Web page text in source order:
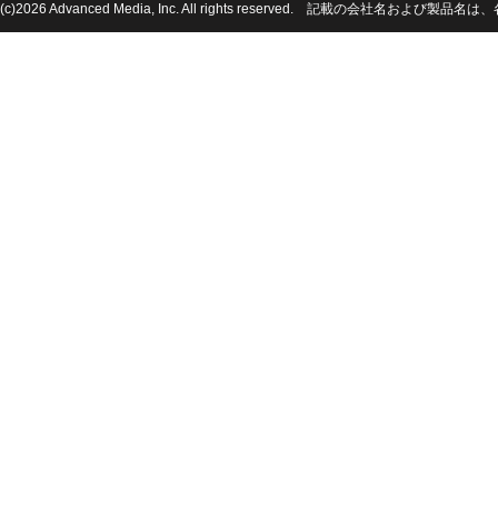
(c)2026 Advanced Media, Inc. All rights reserved. 記載の会社名および製品名は、